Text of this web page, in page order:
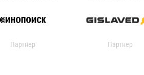
Партнер Партнер